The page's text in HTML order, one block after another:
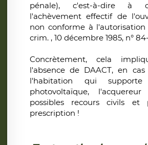
pénale), c'est-à-dire à
l'achèvement effectif de
non conforme à l'autorisation
crim. , 10 décembre 1985, n°
Concrètement, cela
l'absence de DAACT, en
l'habitation qui supporte
photovoltaïque,
possibles recours civils et
prescription !